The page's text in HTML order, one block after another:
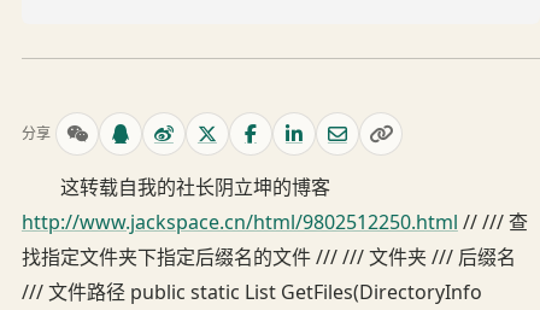
分享
这转载自我的社长阴立坤的博客
http://www.jackspace.cn/html/9802512250.html // /// 查
找指定文件夹下指定后缀名的文件 /// /// 文件夹 /// 后缀名
/// 文件路径 public static List GetFiles(DirectoryInfo